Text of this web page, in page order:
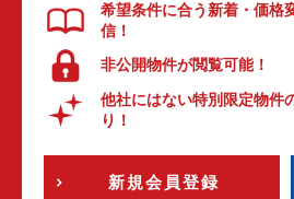
希望条件に合う新着・価格
信！
非公開物件が閲覧可能！
他社にはない特別限定物件
り！
新規会員登録